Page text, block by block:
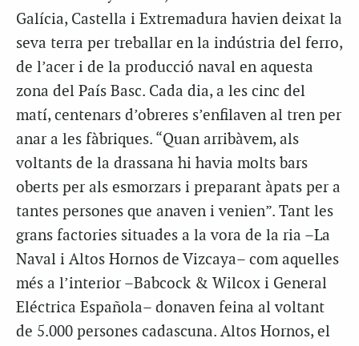
Galícia, Castella i Extremadura havien deixat la
seva terra per treballar en la indústria del ferro,
de l’acer i de la producció naval en aquesta
zona del País Basc. Cada dia, a les cinc del
matí, centenars d’obreres s’enfilaven al tren per
anar a les fàbriques. “Quan arribàvem, als
voltants de la drassana hi havia molts bars
oberts per als esmorzars i preparant àpats per a
tantes persones que anaven i venien”. Tant les
grans factories situades a la vora de la ria –La
Naval i Altos Hornos de Vizcaya– com aquelles
més a l’interior –Babcock & Wilcox i General
Eléctrica Española– donaven feina al voltant
de 5.000 persones cadascuna. Altos Hornos, el